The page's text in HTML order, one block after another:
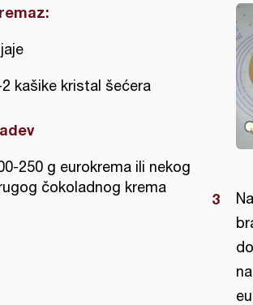
kašike kristal šećera
250 g eurokrema ili nekog
čokoladnog krema